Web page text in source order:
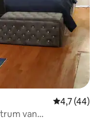
4,7 (44)
van